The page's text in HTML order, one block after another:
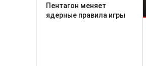
Пентагон меняет
ядерные правила игры